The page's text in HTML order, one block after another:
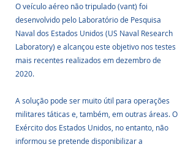
O veículo aéreo não tripulado (vant) foi
desenvolvido pelo Laboratório de Pesquisa
Naval dos Estados Unidos (US Naval Research
Laboratory) e alcançou este objetivo nos testes
mais recentes realizados em dezembro de
2020.
A solução pode ser muito útil para operações
militares táticas e, também, em outras áreas. O
Exército dos Estados Unidos, no entanto, não
informou se pretende disponibilizar a